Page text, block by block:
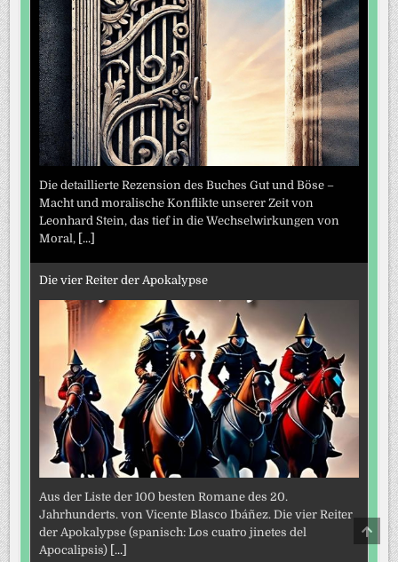
Die detaillierte Rezension des Buches Gut und Böse –
Macht und moralische Konflikte unserer Zeit von
Leonhard Stein, das tief in die Wechselwirkungen von
Moral, [...]
Die vier Reiter der Apokalypse
Aus der Liste der 100 besten Romane des 20.
Jahrhunderts. von Vicente Blasco Ibáñez. Die vier Reiter
der Apokalypse (spanisch: Los cuatro jinetes del
Apocalipsis) [...] TO
TOP